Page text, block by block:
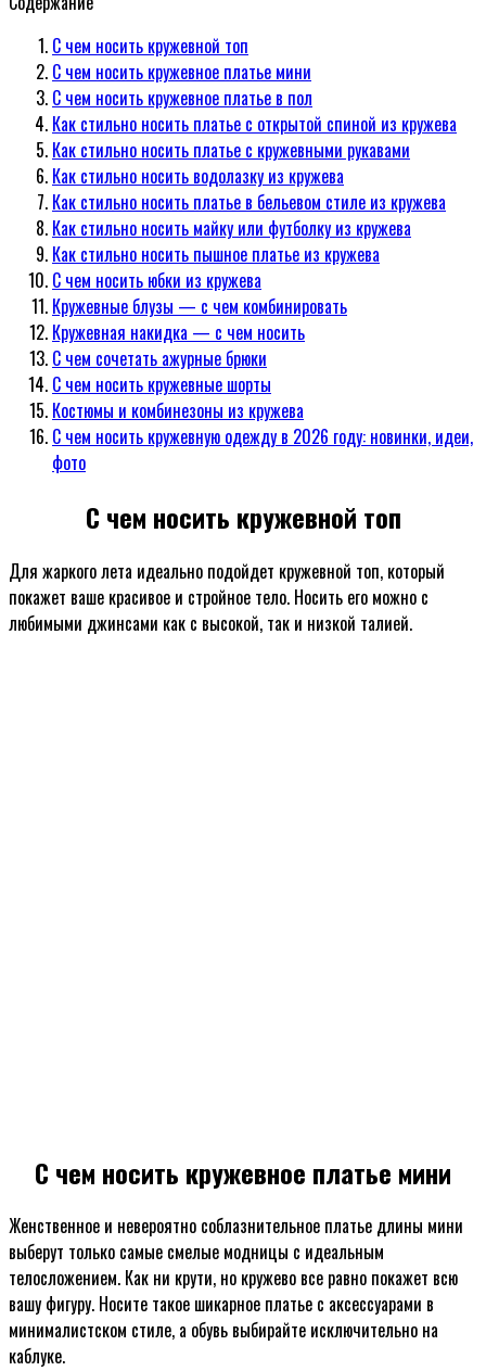
С чем носить кружевной топ
С чем носить кружевное платье мини
С чем носить кружевное платье в пол
Как стильно носить платье с открытой спиной из кружева
Как стильно носить платье с кружевными рукавами
Как стильно носить водолазку из кружева
Как стильно носить платье в бельевом стиле из кружева
Как стильно носить майку или футболку из кружева
Как стильно носить пышное платье из кружева
С чем носить юбки из кружева
Кружевные блузы — с чем комбинировать
Кружевная накидка — с чем носить
С чем сочетать ажурные брюки
С чем носить кружевные шорты
Костюмы и комбинезоны из кружева
С чем носить кружевную одежду в 2026 году: новинки, идеи,
фото
С чем носить кружевной топ
Для жаркого лета идеально подойдет кружевной топ, который
покажет ваше красивое и стройное тело. Носить его можно с
любимыми джинсами как с высокой, так и низкой талией.
С чем носить кружевное платье мини
Женственное и невероятно соблазнительное платье длины мини
выберут только самые смелые модницы с идеальным
телосложением. Как ни крути, но кружево все равно покажет всю
вашу фигуру. Носите такое шикарное платье с аксессуарами в
минималистском стиле, а обувь выбирайте исключительно на
каблуке.